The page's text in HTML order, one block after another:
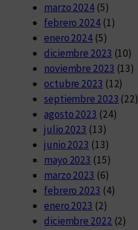
marzo 2024 (5)
febrero 2024(1)
enero 2024 (5)
diciembre 2023 (10)
noviembre 2023 (13)
octubre 2023 (12)
septiembre 2023 (22)
agosto 2023 (24)
julio 2023 (13)
junio 2023 (13)
mayo 2023 (15)
marzo 2023 (6)
febrero 2023 (4)
enero 2023 (2)
diciembre 2022 (2)